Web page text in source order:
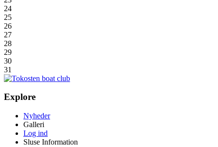
24
25
26
27
28
29
30
31
Explore
Nyheder
Galleri
Log ind
Sluse Information